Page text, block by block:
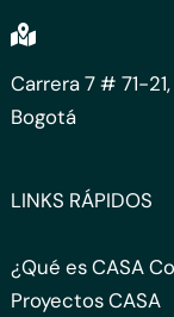
Carrera 7 # 71-
Bogotá
LINKS RÁPIDOS
¿Qué es CASA
Proyectos CASA